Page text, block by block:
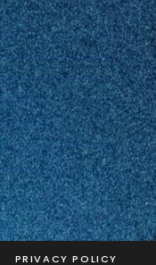
PRIVACY POLICY